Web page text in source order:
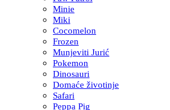
Minie
Miki
Cocomelon
Frozen
Munjeviti Jurić
Pokemon
Dinosauri
Domaće životinje
Safari
Peppa Pig